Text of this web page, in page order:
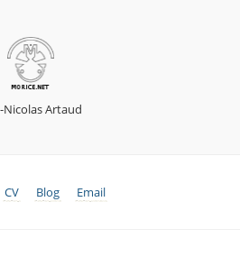
Nicolas Artaud
CV Blog Email